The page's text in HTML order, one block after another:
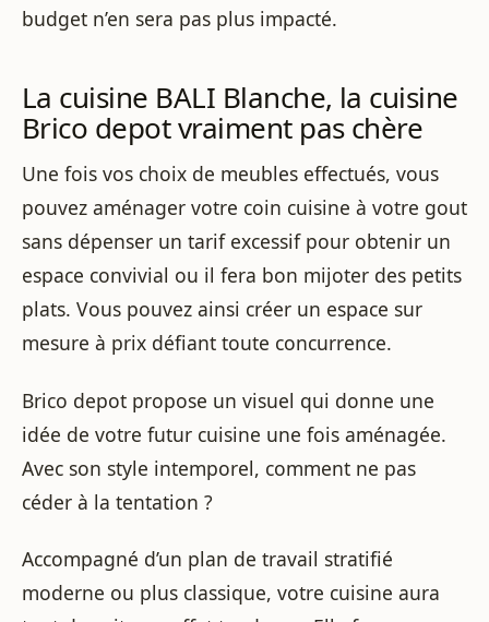
budget n’en sera pas plus impacté.
La cuisine BALI Blanche, la cuisine
Brico depot vraiment pas chère
Une fois vos choix de meubles effectués, vous
pouvez aménager votre coin cuisine à votre gout
sans dépenser un tarif excessif pour obtenir un
espace convivial ou il fera bon mijoter des petits
plats. Vous pouvez ainsi créer un espace sur
mesure à prix défiant toute concurrence.
Brico depot propose un visuel qui donne une
idée de votre futur cuisine une fois aménagée.
Avec son style intemporel, comment ne pas
céder à la tentation ?
Accompagné d’un plan de travail stratifié
moderne ou plus classique, votre cuisine aura